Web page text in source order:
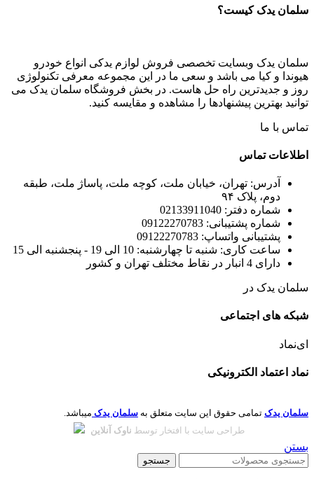
سلمان یدک کیست؟
سلمان یدک وبسایت تخصصی فروش لوازم یدکی انواع خودرو
هیوندا و کیا می باشد و سعی ما در این مجموعه معرفی تکنولوژی
روز و جدیدترین راه حل هاست. در بخش فروشگاه سلمان یدک می
توانید بهترین پیشنهادها را مشاهده و مقایسه کنید.
تماس با ما
اطلاعات تماس
آدرس: تهران، خیابان ملت، کوچه ملت، پاساژ ملت، طبقه
دوم، پلاک ۹۴
شماره دفتر: 02133911040
شماره پشتیبانی: 09122270783
پشتیبانی واتساپ: 09122270783
ساعت کاری: شنبه تا چهارشنبه: 10 الی 19 - پنجشنبه الی 15
دارای 4 انبار در نقاط مختلف تهران و کشور
سلمان یدک در
شبکه های اجتماعی
ای‌نماد
نماد اعتماد الکترونیکی
سلمان یدک تمامی حقوق این سایت متعلق به سلمان یدک میباشد.
طراحی سایت با افتخار توسط ناوک آنلاین
بستن
جستجو